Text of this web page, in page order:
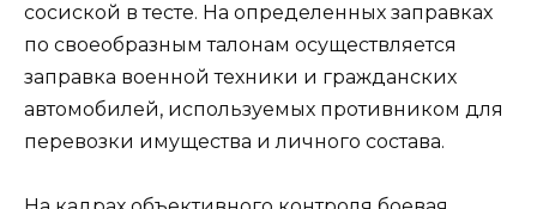
сосиской в тесте. На определенных заправках
по своеобразным талонам осуществляется
заправка военной техники и гражданских
автомобилей, используемых противником для
перевозки имущества и личного состава.